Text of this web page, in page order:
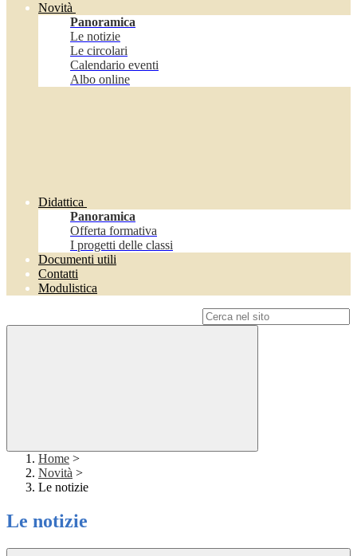
Novità
Panoramica
Le notizie
Le circolari
Calendario eventi
Albo online
Didattica
Panoramica
Offerta formativa
I progetti delle classi
Documenti utili
Contatti
Modulistica
Home >
Novità >
Le notizie
Le notizie